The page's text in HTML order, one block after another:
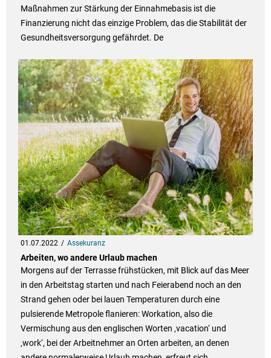
Maßnahmen zur Stärkung der Einnahmebasis ist die
Finanzierung nicht das einzige Problem, das die Stabilität der
Gesundheitsversorgung gefährdet. De
01.07.2022 Assekuranz
Arbeiten, wo andere Urlaub machen
Morgens auf der Terrasse frühstücken, mit Blick auf das Meer
in den Arbeitstag starten und nach Feierabend noch an den
Strand gehen oder bei lauen Temperaturen durch eine
pulsierende Metropole flanieren: Workation, also die
Vermischung aus den englischen Worten ‚vacation‘ und
‚work‘, bei der Arbeitnehmer an Orten arbeiten, an denen